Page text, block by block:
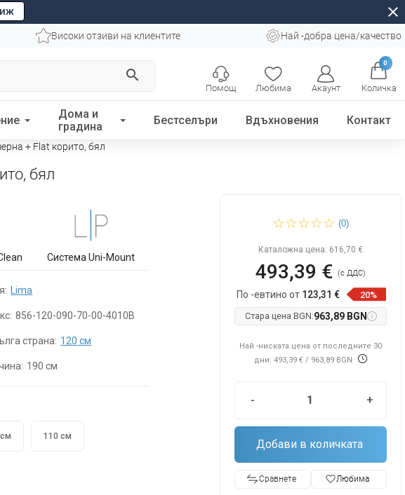
close
Високи отзиви на клиентите Най -добра цена/качество
search
Любима Акаунт
0
Количка
Помощ
Дома и
градина
Бестселъри Вдъхновения Контакт
+ Flat корито, бял
бял
Система Uni-Mount
Lima
856-120-090-70-00-4010B
страна: 120 см
190 см
110 см
кабина 120 x 90 см,
(0)
Каталожна цена: 616,70 €
493,39 €(с ДДС)
По -евтино от 123,31 €
20%
Стара цена BGN:963,89 BGN
Най -ниската цена от последните 30
дни: 493,39 €/ 963,89 BGN
- +
Добави в количката
Сравнете favorite_borderЛюбима